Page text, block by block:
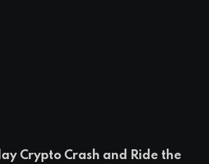
Crypto Crash and Ride the